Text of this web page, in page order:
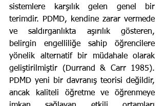
sistemlere karşılık gelen genel bir
terimdir. PDMD, kendine zarar vermede
ve saldırganlıkta aşırılık gösteren,
belirgin engelliliğe sahip öğrencilere
yönelik alternatif bir müdahale olarak
geliştirilmiştir (Durrand & Carr 1985).
PDMD yeni bir davranış teorisi değildir,
ancak kaliteli öğretme ve öğrenmeye